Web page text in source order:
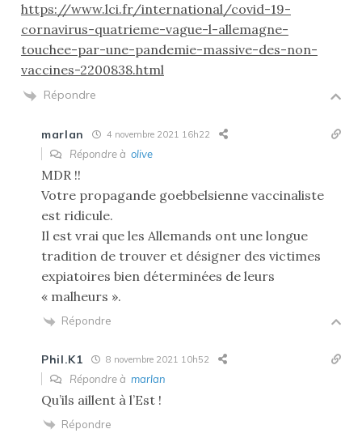
https://www.lci.fr/international/covid-19-
cornavirus-quatrieme-vague-l-allemagne-
touchee-par-une-pandemie-massive-des-non-
vaccines-2200838.html
Répondre
marlan 4 novembre 2021 16h22
Répondre à olive
MDR !!
Votre propagande goebbelsienne vaccinaliste
est ridicule.
Il est vrai que les Allemands ont une longue
tradition de trouver et désigner des victimes
expiatoires bien déterminées de leurs
« malheurs ».
Répondre
Phil.K1 8 novembre 2021 10h52
Répondre à marlan
Qu’ils aillent à l’Est !
Répondre